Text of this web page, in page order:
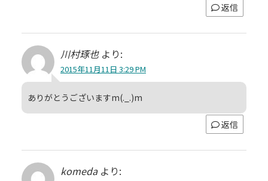
返信
川村琢也 より:
2015年11月11日 3:29 PM
ありがとうございますm(._.)m
返信
komeda より: